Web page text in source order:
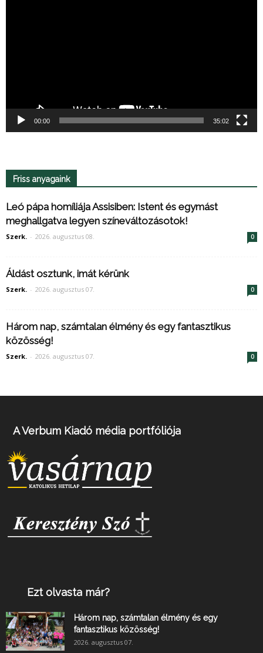
00:00 35:02
Friss anyagaink
Leó pápa homíliája Assisiben: Istent és egymást
meghallgatva legyen színeváltozásotok!
Szerk. - 2026. augusztus 08. 0
Áldást osztunk, imát kérünk
Szerk. - 2026. augusztus 07. 0
Három nap, számtalan élmény és egy fantasztikus
közösség!
Szerk. - 2026. augusztus 07. 0
A Verbum Kiadó média portfóliója
Ezt olvasta már?
Három nap, számtalan élmény és egy
fantasztikus közösség!
2026. augusztus 07.